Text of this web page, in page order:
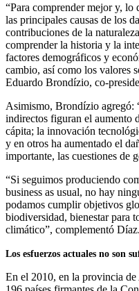
“Para comprender mejor y, lo
las principales causas de los
contribuciones de la
comprender la historia y la
factores demográficos y
cambio, así como los valores
Eduardo Brondízio, co-
Asimismo, Brondízio agregó:
indirectos figuran el aumento
cápita; la innovación
y en otros ha aumentado el
importante, las cuestiones de
“Si seguimos produciendo
business as usual, no hay
podamos cumplir objetivos
biodiversidad, bienestar para
climático”, complementó Díaz.
Los esfuerzos actuales no son
En el 2010, en la provincia de